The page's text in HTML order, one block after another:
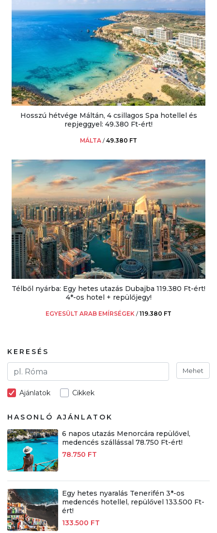
Hosszú hétvége Máltán, 4 csillagos Spa hotellel és
repjeggyel: 49.380 Ft-ért!
MÁLTA /49.380 FT
Télből nyárba: Egy hetes utazás Dubajba 119.380 Ft-ért!
4*-os hotel + repülőjegy!
EGYESÜLT ARAB EMÍRSÉGEK /119.380 FT
KERESÉS
Mehet
Ajánlatok Cikkek
HASONLÓ AJÁNLATOK
6 napos utazás Menorcára repülővel,
medencés szállással 78.750 Ft-ért!
78.750 FT
Egy hetes nyaralás Tenerifén 3*-os
medencés hotellel, repülővel 133.500 Ft-
ért!
133.500 FT